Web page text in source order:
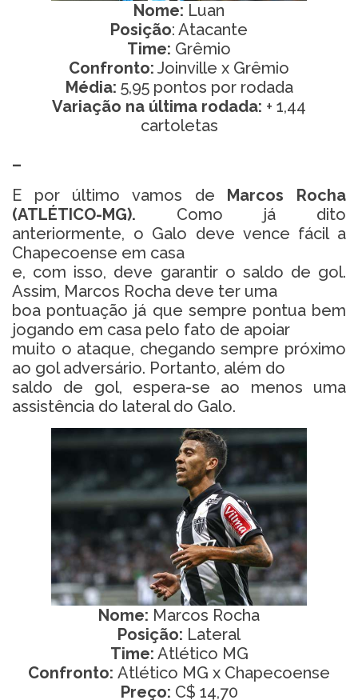
Nome: Luan
Posição: Atacante
Time: Grêmio
Confronto: Joinville x Grêmio
Média: 5,95 pontos por rodada
Variação na última rodada: + 1,44
cartoletas
–
E por último vamos de
Marcos Rocha
(ATLÉTICO-MG). Como já
dito
anteriormente, o Galo deve vence fácil a
Chapecoense em casa
e, com isso, deve garantir o saldo de gol.
Assim, Marcos Rocha deve ter uma
boa pontuação já que sempre pontua bem
jogando em casa pelo fato de apoiar
muito o ataque, chegando sempre próximo
ao gol adversário. Portanto, além do
saldo de gol, espera-se ao menos uma
assistência do lateral do Galo.
Nome: Marcos Rocha
Posição: Lateral
Time: Atlético MG
Confronto: Atlético MG x Chapecoense
Preço: C$ 14,70